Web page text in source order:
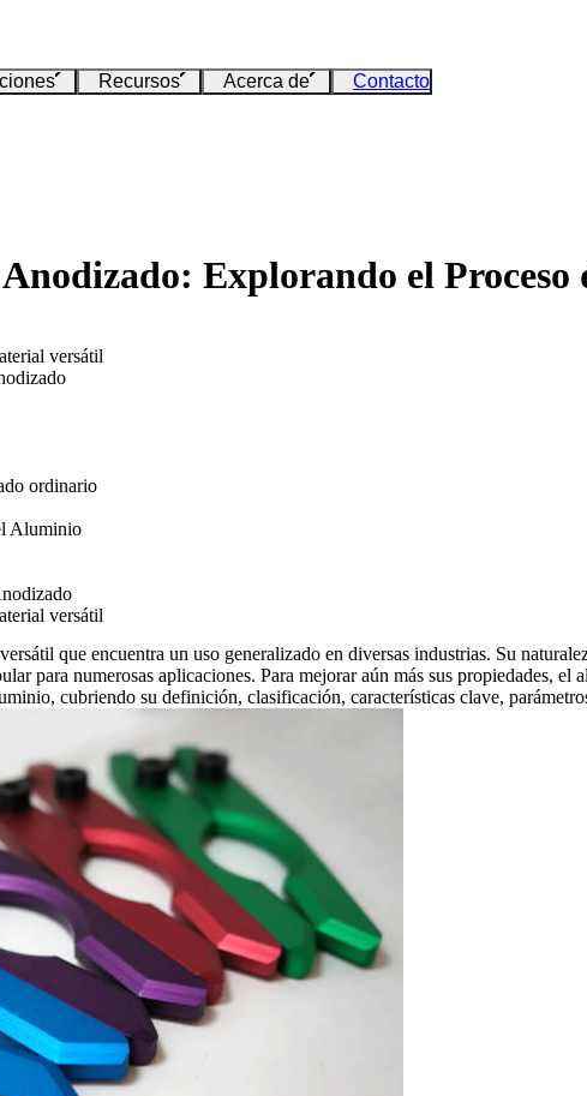
Recursos Acerca de Contacto
Explorando el Proceso
versátil
ordinario
Aluminio
versátil
que encuentra un uso generalizado en diversas industrias. Su
para numerosas aplicaciones. Para mejorar aún más sus propiedades,
cubriendo su definición, clasificación, características clave,